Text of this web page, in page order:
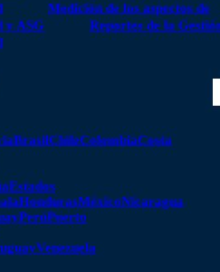
Medición de los aspectos de
y ASG
Reportes de la
BrasilChileColombiaCosta
Estados
HondurasMéxicoNicaragua
PerúPuerto
Venezuela